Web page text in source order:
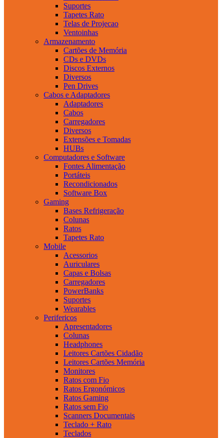
Suportes
Tapetes Rato
Telas de Projecao
Ventoinhas
Armazenamento
Cartões de Memória
CDs e DVDs
Discos Externos
Diversos
Pen Drives
Cabos e Adaptadores
Adaptadores
Cabos
Carregadores
Diversos
Extensões e Tomadas
HUBs
Computadores e Software
Fontes Alimentação
Portáteis
Recondicionados
Software Box
Gaming
Bases Refrigeração
Colunas
Ratos
Tapetes Rato
Mobile
Acessorios
Auriculares
Capas e Bolsas
Carregadores
PowerBanks
Suportes
Wearables
Perifericos
Apresentadores
Colunas
Headphones
Leitores Cartões Cidadão
Leitores Cartões Memória
Monitores
Ratos com Fio
Ratos Ergonómicos
Ratos Gaming
Ratos sem Fio
Scanners Documentais
Teclado + Rato
Teclados